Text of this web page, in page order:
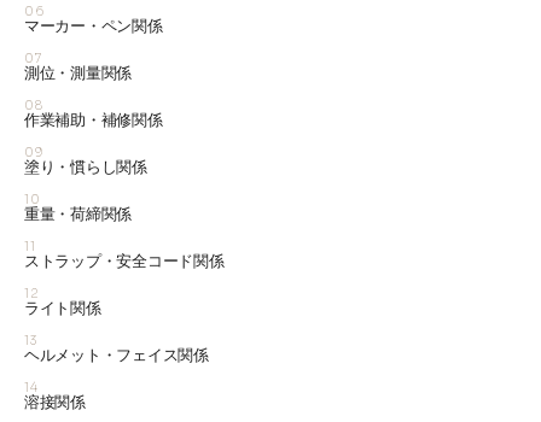
06
マーカー・ペン関係
07
測位・測量関係
08
作業補助・補修関係
09
塗り・慣らし関係
10
重量・荷締関係
11
ストラップ・安全コード関係
12
ライト関係
13
ヘルメット・フェイス関係
14
溶接関係